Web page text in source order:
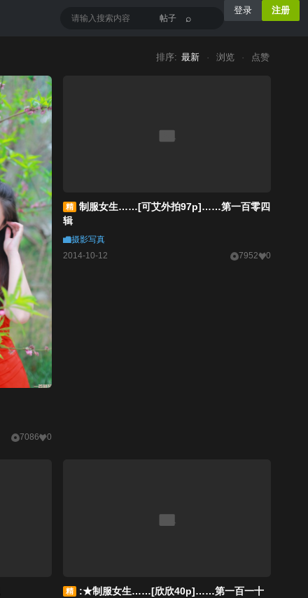
帖子 ⌕
登录 注册
排序: 最新 · 浏览 · 点赞
7086 0
精
制服女生……[可艾外拍97p]……第一百零四
辑
摄影写真
2014-10-12
7952 0
精
:★制服女生……[欣欣40p]……第一百一十